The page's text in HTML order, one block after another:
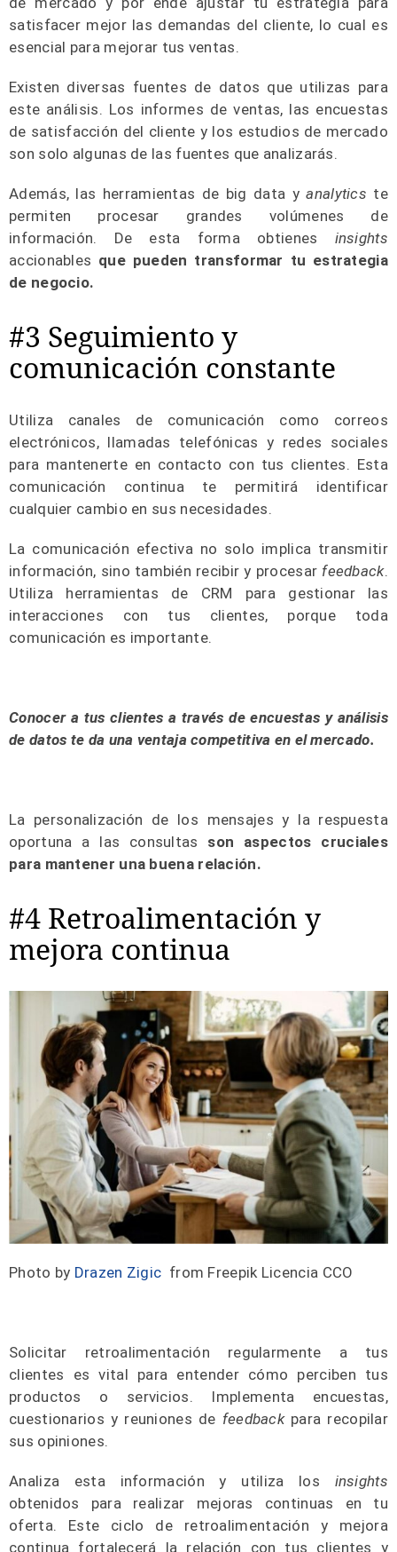
satisfacer mejor las demandas del cliente, lo cual es
esencial para mejorar tus ventas.
Existen diversas fuentes de datos que utilizas para
este análisis. Los informes de ventas, las encuestas
de satisfacción del cliente y los estudios de mercado
son solo algunas de las fuentes que analizarás.
Además, las herramientas de big data yanalytics te
permiten procesar grandes volúmenes de
información. De esta forma obtienes insights
accionables que pueden transformar tu estrategia
de negocio.
#3 Seguimiento y
comunicación constante
Utiliza canales de comunicación como correos
electrónicos, llamadas telefónicas y redes sociales
para mantenerte en contacto con tus clientes. Esta
comunicación continua te permitirá identificar
cualquier cambio en sus necesidades.
La comunicación efectiva no solo implica transmitir
información, sino también recibir y procesar feedback.
Utiliza herramientas de CRM para gestionar las
interacciones con tus clientes, porque toda
comunicación es importante.
Conocer a tus clientes a través de encuestas y análisis
de datos te da una ventaja competitiva en el mercado.
La personalización de los mensajes y la respuesta
oportuna a las consultas son aspectos cruciales
para mantener una buena relación.
#4 Retroalimentación y
mejora continua
Photo by Drazen Zigic from Freepik Licencia CCO
Solicitar retroalimentación regularmente a tus
clientes es vital para entender cómo perciben tus
productos o servicios. Implementa encuestas,
cuestionarios y reuniones de feedback para recopilar
sus opiniones.
Analiza esta información y utiliza los insights
obtenidos para realizar mejoras continuas en tu
oferta. Este ciclo de retroalimentación y mejora
continua fortalecerá la relación con tus clientes y